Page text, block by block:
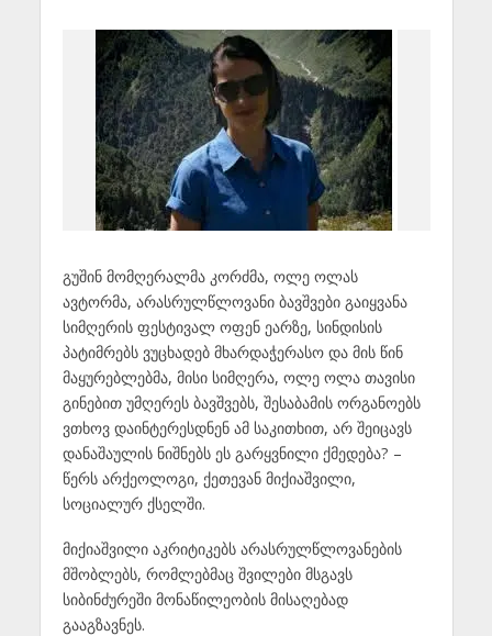
გუშინ მომღერალმა კორძმა, ოლე ოლას
ავტორმა, არასრულწლოვანი ბავშვები გაიყვანა
სიმღერის ფესტივალ ოფენ ეარზე, სინდისის
პატიმრებს ვუცხადებ მხარდაჭერასო და მის წინ
მაყურებლებმა, მისი სიმღერა, ოლე ოლა თავისი
გინებით უმღერეს ბავშვებს, შესაბამის ორგანოებს
ვთხოვ დაინტერესდნენ ამ საკითხით, არ შეიცავს
დანაშაულის ნიშნებს ეს გარყვნილი ქმედება? –
წერს არქეოლოგი, ქეთევან მიქიაშვილი,
სოციალურ ქსელში.
მიქიაშვილი აკრიტიკებს არასრულწლოვანების
მშობლებს, რომლებმაც შვილები მსგავს
სიბინძურეში მონაწილეობის მისაღებად
გააგზავნეს.